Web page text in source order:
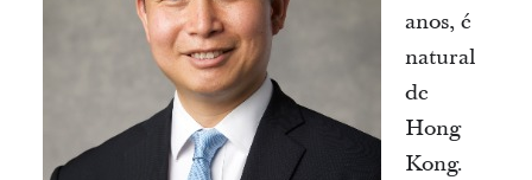
anos, é
natural
de
Hong
Kong.